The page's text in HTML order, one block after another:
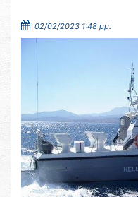
02/02/2023 1:48 μμ.